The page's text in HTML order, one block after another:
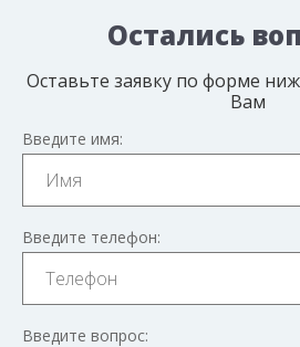
Остались
Оставьте заявку по форме
Вам
Введите имя:
Введите телефон:
Введите вопрос: